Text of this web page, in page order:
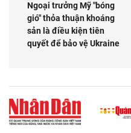
Ngoại trưởng Mỹ "bóng
gió" thỏa thuận khoáng
sản là điều kiện tiên
quyết để bảo vệ Ukraine